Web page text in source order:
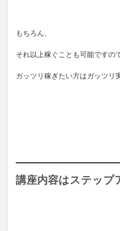
もちろん、
それ以上稼ぐことも可能ですの
ガッツリ稼ぎたい方はガッツリ
講座内容はステップ